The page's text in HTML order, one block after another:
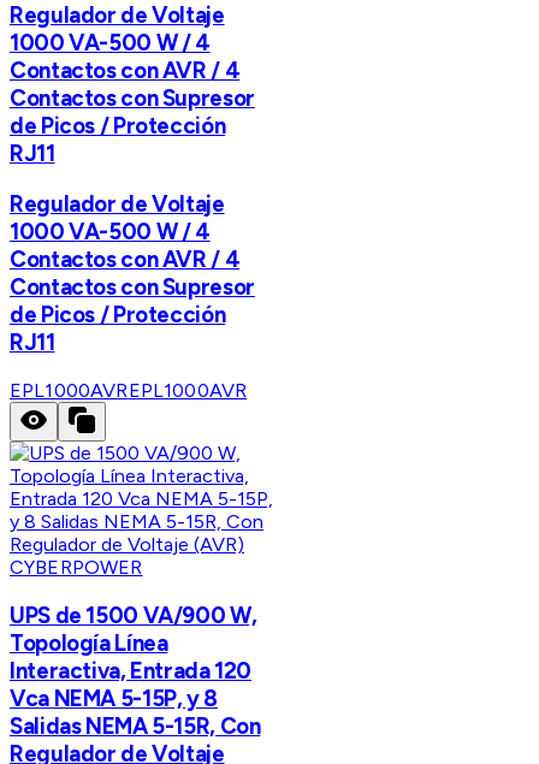
Regulador de Voltaje
1000 VA-500 W / 4
Contactos con AVR / 4
Contactos con Supresor
de Picos / Protección
RJ11
Regulador de Voltaje
1000 VA-500 W / 4
Contactos con AVR / 4
Contactos con Supresor
de Picos / Protección
RJ11
EPL1000AVREPL1000AVR
CYBERPOWER
UPS de 1500 VA/900 W,
Topología Línea
Interactiva, Entrada 120
Vca NEMA 5-15P, y 8
Salidas NEMA 5-15R, Con
Regulador de Voltaje